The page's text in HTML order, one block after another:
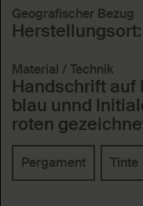
Geografischer Bezug
Herstellungsort:
Material / Technik
Handschrift auf
blau unnd
roten
Pergament Tinte